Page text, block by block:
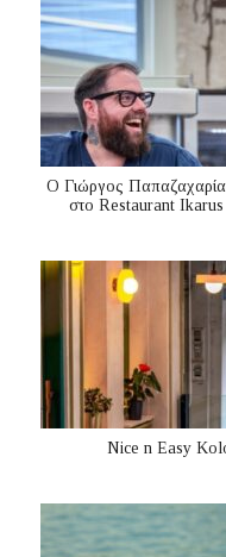
Ο Γιώργος
στο Restaurant
Nice n Easy